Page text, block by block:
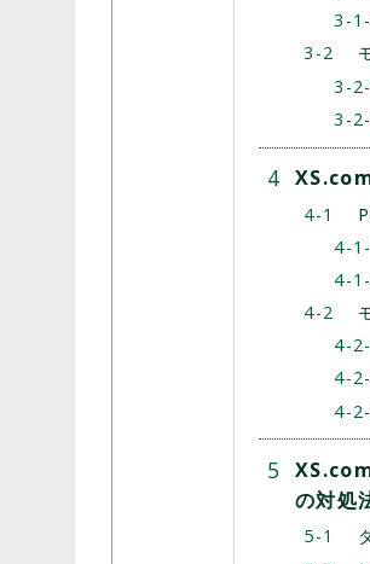
の対処
開催期間：常時開
HFM ロイヤル